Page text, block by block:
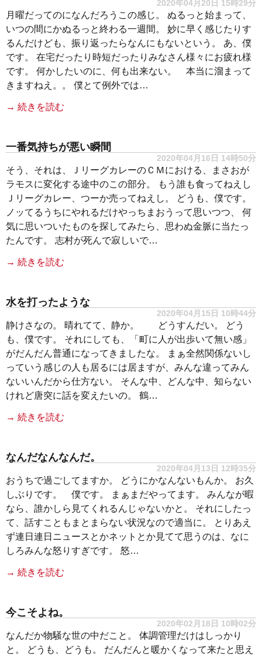
2020年04月20日 15時29分
月曜だってのになんだろうこの感じ。 ぬるっと始まって、
いつの間にかぬるっと終わる一週間。 妙に早く感じたりす
るんだけども、振り返ったらなんにもないという。 あ、僕
です。 在宅だったり時短だったりみなさん様々にお疲れ様
です。 何かしたいのに、何も出来ない。 本当に溜まって
きますねえ。。 僕とて例外では…
→ 続きを読む
一番気持ちが悪い瞬間
2020年04月16日 14時50分
そう、それは、ＪリーグカレーのＣＭにおける、まさおが
ラモスに変化する途中のこの部分。 もう誰も食ってねえし
Ｊリーグカレー、つーか売ってねえし。 どうも、僕です。
ノッてるうちにやれるだけやっちまおうって思いつつ、 何
気に思いついたものを探してみたら、思わぬ金脈に当たっ
たんです。 志村が死んで寂しいで…
→ 続きを読む
水を打ったような
2020年04月15日 10時44分
静けさなの。 晴れてて、静か。 どうすんだい。 どう
も、僕です。 それにしても、「町に人が出歩いて無い感」
がだんだん普通になってきましたな。 まぁ全然関係ないし
っていう感じの人も居るには居ますが、みんな違ってみん
ないいんだから仕方ない。 そんな中、どんな中、知らない
けれど唐突に話を変えたいの。 鶴…
→ 続きを読む
なんだなんなんだ。
2020年04月13日 12時35分
おうちで過ごしてますか。 どうにかなんないもんか。 お久
しぶりです。 僕です。 まぁまだやってます。 みんなが暇
なら、誰かしら見てくれるんじゃないかと。 それにしたっ
て、話すこともまとまらない状況なので適当に。 とりあえ
ず連日連日ニュースとかネットとか見てて思うのは、なに
しろみんな怒りすぎです。 怒…
→ 続きを読む
今こそよね。
2020年02月18日 10時02分
なんだか物騒な世の中だこと。 体調管理だけはしっかり
と。 どうも、どうも。 だんだんと暖かくなって来たと思え